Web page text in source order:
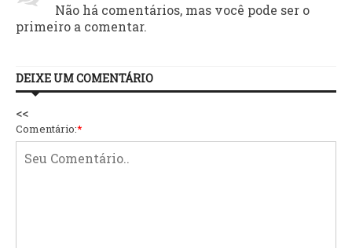
Não há comentários, mas você pode ser o
primeiro a comentar.
DEIXE UM COMENTÁRIO
<<
Comentário:*